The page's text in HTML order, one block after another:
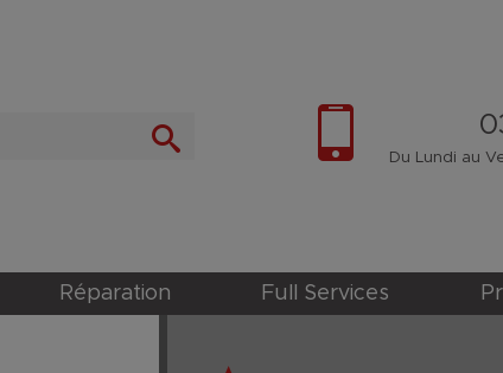
Du Lundi au
Réparation Full Services